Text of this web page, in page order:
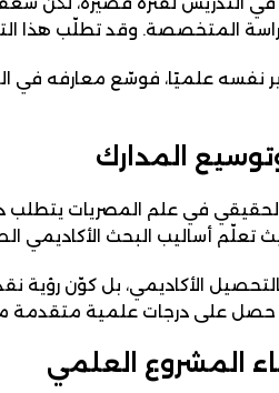
المتخصصة. وقد تطلّب هذا
نفسه علميًا، فوسّع معارفه في
المدارك
في علم المصريات يتطلب
أساليب البحث الأكاديمي
الأكاديمي، بل كوّن رؤية
حصل على درجات علمية متقدمة
المشروع العلمي